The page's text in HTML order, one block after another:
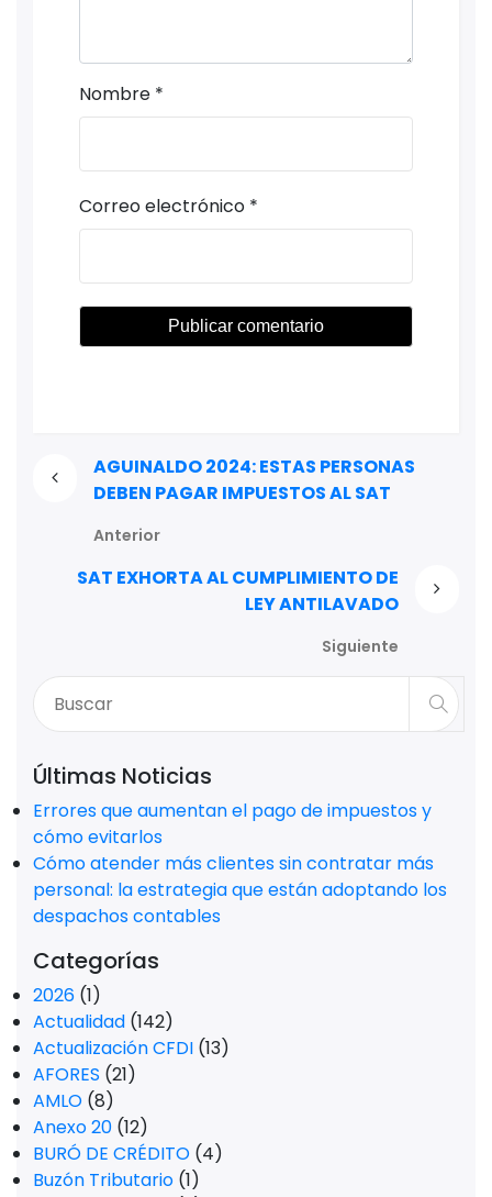
Nombre *
Correo electrónico *
AGUINALDO 2024: ESTAS PERSONAS
DEBEN PAGAR IMPUESTOS AL SAT
Anterior
SAT EXHORTA AL CUMPLIMIENTO DE
LEY ANTILAVADO
Siguiente
Últimas Noticias
Errores que aumentan el pago de impuestos y
cómo evitarlos
Cómo atender más clientes sin contratar más
personal: la estrategia que están adoptando los
despachos contables
Categorías
2026 (1)
Actualidad (142)
Actualización CFDI (13)
AFORES (21)
AMLO (8)
Anexo 20 (12)
BURÓ DE CRÉDITO (4)
Buzón Tributario (1)